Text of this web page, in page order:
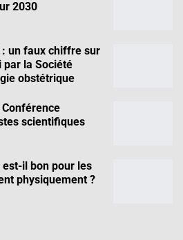
2030
un faux chiffre sur
par la Société
obstétrique
scientifiques
est-il bon pour les
physiquement ?